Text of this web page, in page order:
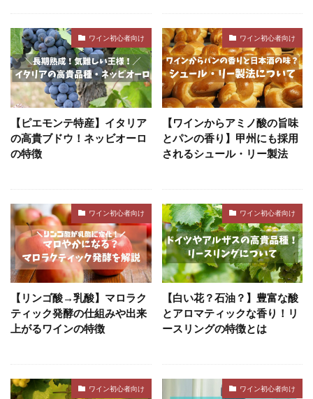
ワイン初心者向け
【ピエモンテ特産】イタリア
の高貴ブドウ！ネッビオーロ
の特徴
ワイン初心者向け
【ワインからアミノ酸の旨味
とパンの香り】甲州にも採用
されるシュール・リー製法
ワイン初心者向け
【リンゴ酸→乳酸】マロラク
ティック発酵の仕組みや出来
上がるワインの特徴
ワイン初心者向け
【白い花？石油？】豊富な酸
とアロマティックな香り！リ
ースリングの特徴とは
ワイン初心者向け ワイン初心者向け